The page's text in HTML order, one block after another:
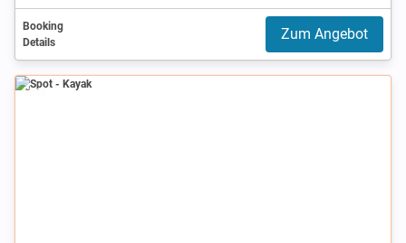
Booking
Details
Zum Angebot
Spot